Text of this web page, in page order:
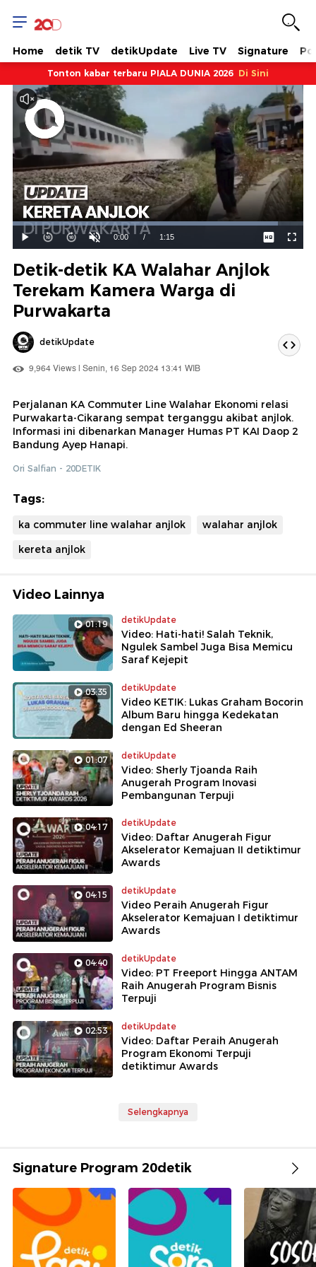
Home detik TV detikUpdate Live TV Signature
Tonton kabar terbaru PIALA DUNIA 2026 Di Sini
Mainkan
Suara
Hidup
Waktu
0:00 / Durasi
1:15
Dimuat:
91.18%
Detik-detik KA Walahar Anjlok
Terekam Kamera Warga di
Purwakarta
detikUpdate
9,964 Views | Senin, 16 Sep 2024 13:41 WIB
Perjalanan KA Commuter Line Walahar Ekonomi relasi
Purwakarta-Cikarang sempat terganggu akibat anjlok.
Informasi ini dibenarkan Manager Humas PT KAI Daop 2
Bandung Ayep Hanapi.
Ori Salfian - 20DETIK
Tags:
ka commuter line walahar anjlok
walahar anjlok
kereta anjlok
Video Lainnya
01:19 detikUpdate
Video: Hati-hati! Salah Teknik,
Ngulek Sambel Juga Bisa Memicu
Saraf Kejepit
03:35 detikUpdate
Video KETIK: Lukas Graham Bocorin
Album Baru hingga Kedekatan
dengan Ed Sheeran
01:07 detikUpdate
Video: Sherly Tjoanda Raih
Anugerah Program Inovasi
Pembangunan Terpuji
04:17 detikUpdate
Video: Daftar Anugerah Figur
Akselerator Kemajuan II detiktimur
Awards
04:15 detikUpdate
Video Peraih Anugerah Figur
Akselerator Kemajuan I detiktimur
Awards
04:40 detikUpdate
Video: PT Freeport Hingga ANTAM
Raih Anugerah Program Bisnis
Terpuji
02:53 detikUpdate
Video: Daftar Peraih Anugerah
Program Ekonomi Terpuji
detiktimur Awards
Selengkapnya
Signature Program 20detik